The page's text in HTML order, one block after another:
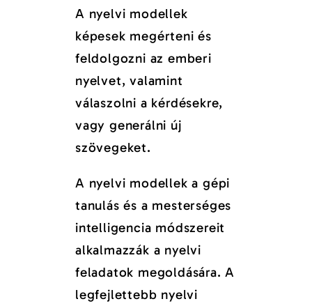
A nyelvi modellek
képesek megérteni és
feldolgozni az emberi
nyelvet, valamint
válaszolni a kérdésekre,
vagy generálni új
szövegeket.
A nyelvi modellek a gépi
tanulás és a mesterséges
intelligencia módszereit
alkalmazzák a nyelvi
feladatok megoldására. A
legfejlettebb nyelvi